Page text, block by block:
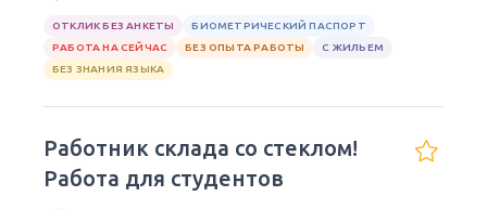
ОТКЛИК БЕЗ АНКЕТЫ
БИОМЕТРИЧЕСКИЙ ПАСПОРТ
РАБОТА НА СЕЙЧАС
БЕЗ ОПЫТА РАБОТЫ
С ЖИЛЬЕМ
БЕЗ ЗНАНИЯ ЯЗЫКА
Работник склада со стеклом!
Работа для студентов